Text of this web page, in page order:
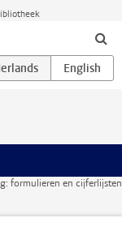
formulieren en cijferlijsten